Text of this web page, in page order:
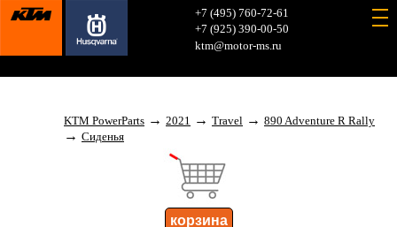
+7 (495) 760-72-61
+7 (925) 390-00-50
ktm@motor-ms.ru
KTM PowerParts → 2021 → Travel → 890 Adventure R Rally
→ Сиденья